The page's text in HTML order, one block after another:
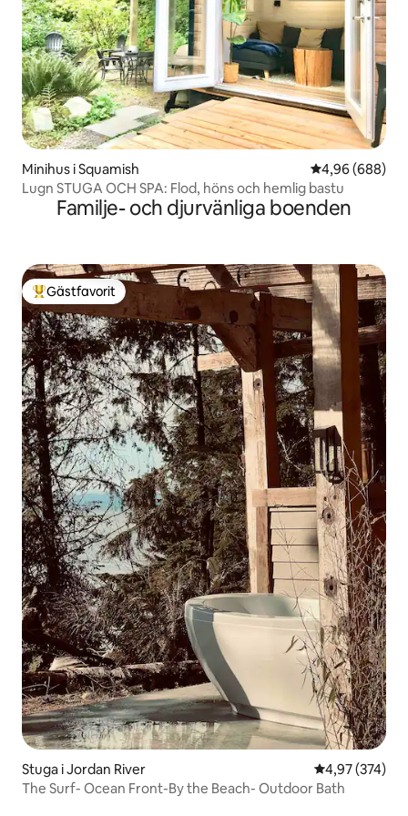
Minihus i Squamish 4,96 av 5 i
4,96 (688)
Lugn STUGA OCH SPA: Flod, höns och hemlig bastu
Familje- och djurvänliga boenden
Populär gästfavorit
Gästfavorit
Stuga i Jordan River 4,97 av 5 i
4,97 (374)
The Surf- Ocean Front-By the Beach- Outdoor Bath